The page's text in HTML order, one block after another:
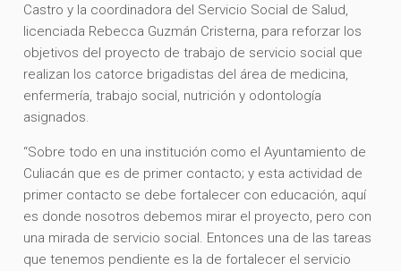
Castro y la coordinadora del Servicio Social de Salud,
licenciada Rebecca Guzmán Cristerna, para reforzar los
objetivos del proyecto de trabajo de servicio social que
realizan los catorce brigadistas del área de medicina,
enfermería, trabajo social, nutrición y odontología
asignados.
“Sobre todo en una institución como el Ayuntamiento de
Culiacán que es de primer contacto; y esta actividad de
primer contacto se debe fortalecer con educación, aquí
es donde nosotros debemos mirar el proyecto, pero con
una mirada de servicio social. Entonces una de las tareas
que tenemos pendiente es la de fortalecer el servicio